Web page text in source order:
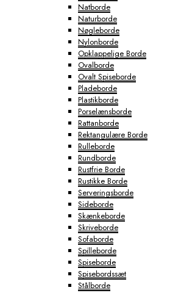
Natborde
Naturborde
Nøgleborde
Nylonborde
Opklappelige Borde
Ovalborde
Ovalt Spiseborde
Pladeborde
Plastikborde
Porselænsborde
Rattanborde
Rektangulære Borde
Rulleborde
Rundborde
Rustfrie Borde
Rustikke Borde
Serveringsborde
Sideborde
Skænkeborde
Skriveborde
Sofaborde
Spilleborde
Spiseborde
Spisebordssæt
Stålborde